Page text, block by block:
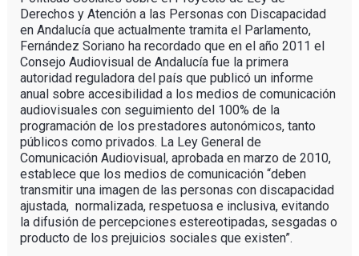
Derechos y Atención a las Personas con Discapacidad
en Andalucía que actualmente tramita el Parlamento,
Fernández Soriano ha recordado que en el año 2011 el
Consejo Audiovisual de Andalucía fue la primera
autoridad reguladora del país que publicó un informe
anual sobre accesibilidad a los medios de comunicación
audiovisuales con seguimiento del 100% de la
programación de los prestadores autonómicos, tanto
públicos como privados. La Ley General de
Comunicación Audiovisual, aprobada en marzo de 2010,
establece que los medios de comunicación “deben
transmitir una imagen de las personas con discapacidad
ajustada, normalizada, respetuosa e inclusiva, evitando
la difusión de percepciones estereotipadas, sesgadas o
producto de los prejuicios sociales que existen”.